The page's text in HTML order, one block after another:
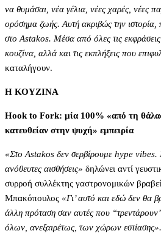
να θυμάσαι, νέα γέλια, νέες χαρές, νέες
ορόσημα ζωής. Αυτή ακριβώς την
στο Astakos. Μέσα από όλες τις εκφράσεις
κουζίνα, αλλά και τις εκπλήξεις που
καταλήγουν.
Η ΚΟΥΖΙΝΑ
Ηook to Fork: μία 100% «από τη
κατευθείαν στην ψυχή» εμπειρία
«Στο Astakos δεν σερβίρουμε hype vibes.
ανόθευτες αισθήσεις» δηλώνει αντί
συρροή συλλέκτης γαστρονομικών
Μπακόπουλος «Γι’ αυτό και εδώ δεν θα
άλλη πρόταση σαν αυτές που
όλων, ανεξαιρέτως, των χώρων εστίασης».